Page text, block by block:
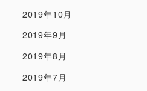
2019年10月
2019年9月
2019年8月
2019年7月